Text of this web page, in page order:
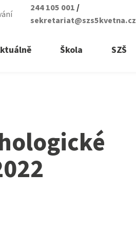
Škola SZŠ
244 105 001/
sekretariat@szs5kvetna.cz